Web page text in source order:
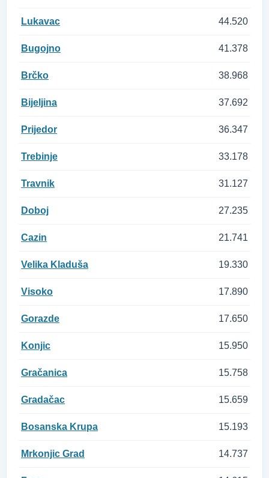
Lukavac 44.520
Bugojno 41.378
Brčko 38.968
Bijeljina 37.692
Prijedor 36.347
Trebinje 33.178
Travnik 31.127
Doboj 27.235
Cazin 21.741
Velika Kladuša 19.330
Visoko 17.890
Gorazde 17.650
Konjic 15.950
Gračanica 15.758
Gradačac 15.659
Bosanska Krupa 15.193
Mrkonjic Grad 14.737